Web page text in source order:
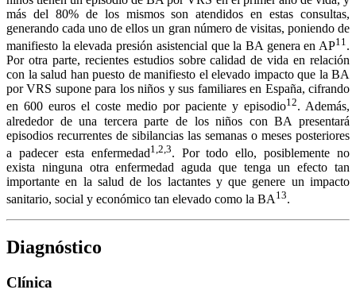
más del 80% de los mismos son atendidos en estas consultas,
generando cada uno de ellos un gran número de visitas, poniendo de
manifiesto la elevada presión asistencial que la BA genera en AP11.
Por otra parte, recientes estudios sobre calidad de vida en relación
con la salud han puesto de manifiesto el elevado impacto que la BA
por VRS supone para los niños y sus familiares en España, cifrando
en 600 euros el coste medio por paciente y episodio12. Además,
alrededor de una tercera parte de los niños con BA presentará
episodios recurrentes de sibilancias las semanas o meses posteriores
a padecer esta enfermedad1,2,3. Por todo ello, posiblemente no
exista ninguna otra enfermedad aguda que tenga un efecto tan
importante en la salud de los lactantes y que genere un impacto
sanitario, social y económico tan elevado como la BA13.
Diagnóstico
Clínica